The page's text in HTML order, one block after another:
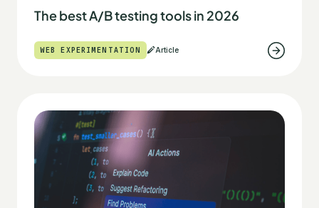
The best A/B testing tools in 2026
WEB EXPERIMENTATION Article